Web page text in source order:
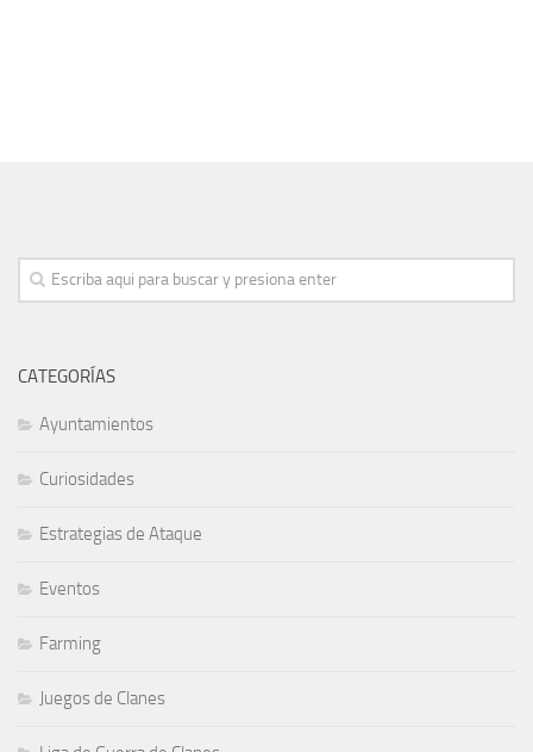
CATEGORÍAS
Ayuntamientos
Curiosidades
Estrategias de Ataque
Eventos
Farming
Juegos de Clanes